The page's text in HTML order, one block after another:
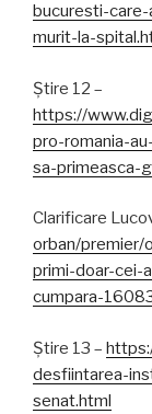
bucuresti-
murit-la-
Știre 12 –
https://
pro-romania-
sa-primeasca-
Clarificare
orban/premier/
primi-doar-cei-
cumpara-
Știre 13 –
desfiintarea-
senat.html